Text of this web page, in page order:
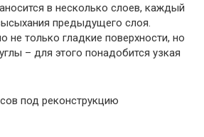
в несколько слоев, каждый
предыдущего слоя.
не только гладкие поверхности, но
– для этого понадобится узкая